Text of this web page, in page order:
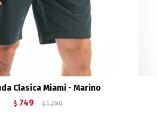
Clasica Miami - Marino
$ 749 $ 1.290